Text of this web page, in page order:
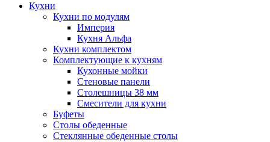
Кухни
Кухни по модулям
Империя
Кухня Альфа
Кухни комплектом
Комплектующие к кухням
Кухонные мойки
Стеновые панели
Столешницы 38 мм
Смесители для кухни
Буфеты
Столы обеденные
Стеклянные обеденные столы